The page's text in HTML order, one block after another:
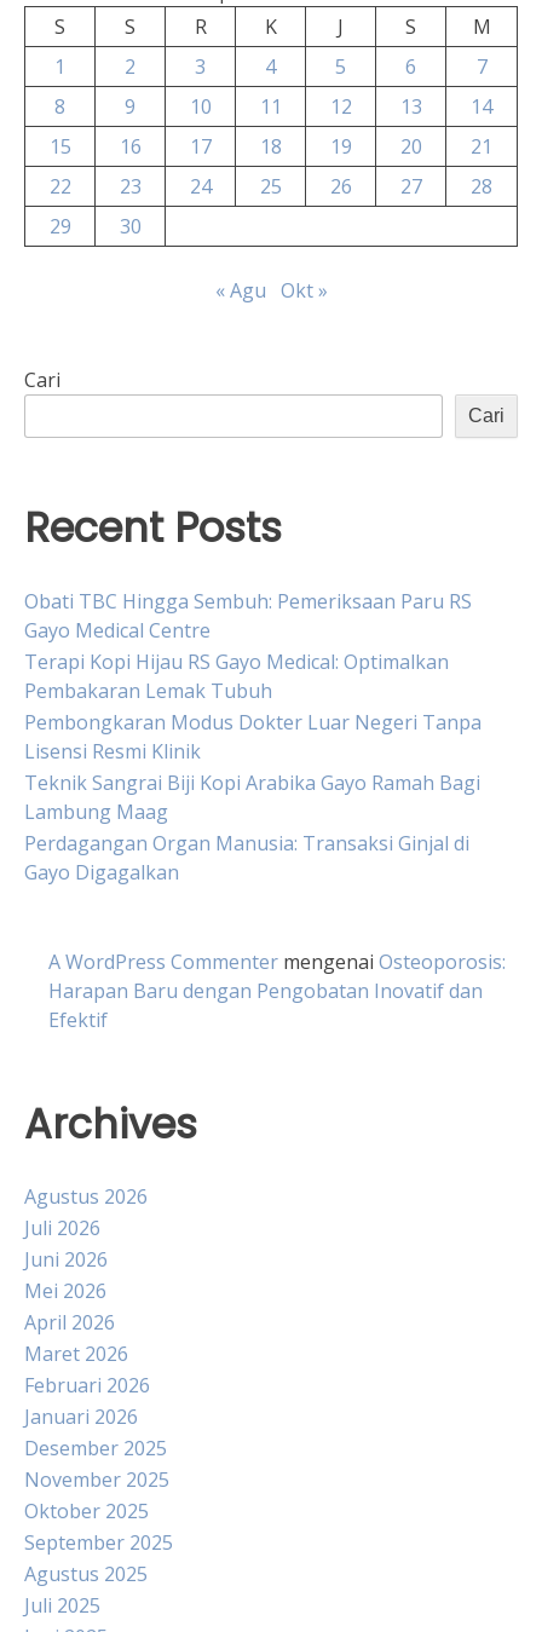
S
S R K J S
M
1
2 3 4 5 6
7
8
9 10 11 12 13
14
15
16 17 18 19 20
21
22
23 24 25 26 27
28
29
30
« Agu Okt »
Cari
Cari
Recent Posts
Obati TBC Hingga Sembuh: Pemeriksaan Paru RS
Gayo Medical Centre
Terapi Kopi Hijau RS Gayo Medical: Optimalkan
Pembakaran Lemak Tubuh
Pembongkaran Modus Dokter Luar Negeri Tanpa
Lisensi Resmi Klinik
Teknik Sangrai Biji Kopi Arabika Gayo Ramah Bagi
Lambung Maag
Perdagangan Organ Manusia: Transaksi Ginjal di
Gayo Digagalkan
A WordPress Commenter mengenai Osteoporosis:
Harapan Baru dengan Pengobatan Inovatif dan
Efektif
Archives
Agustus 2026
Juli 2026
Juni 2026
Mei 2026
April 2026
Maret 2026
Februari 2026
Januari 2026
Desember 2025
November 2025
Oktober 2025
September 2025
Agustus 2025
Juli 2025